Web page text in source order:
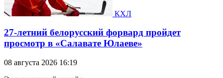
КХЛ
27-летний белорусский форвард пройдет
просмотр в «Салавате Юлаеве»
08 августа 2026 16:19